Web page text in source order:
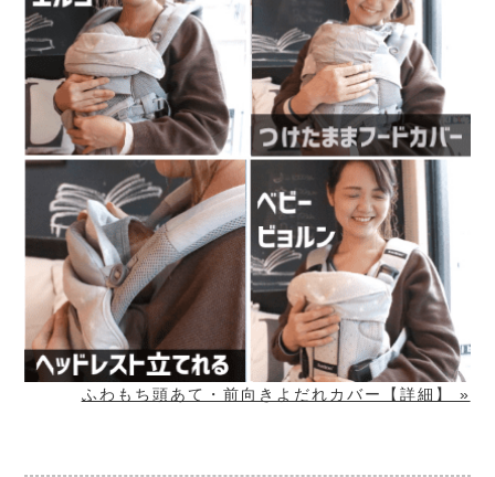
ふわもち頭あて・前向きよだれカバー【詳細】 »